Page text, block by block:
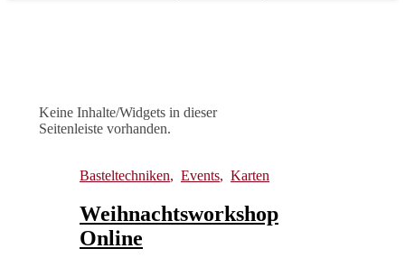
Keine Inhalte/Widgets in dieser
Seitenleiste vorhanden.
Basteltechniken, Events, Karten
Weihnachtsworkshop
Online